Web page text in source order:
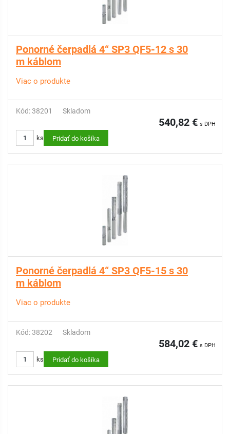
Ponorné čerpadlá 4“ SP3 QF5-12 s 30
m káblom
Viac o produkte
Kód: 38201 Skladom
540,82 € s DPH
ks Pridať do košíka
Ponorné čerpadlá 4“ SP3 QF5-15 s 30
m káblom
Viac o produkte
Kód: 38202 Skladom
584,02 € s DPH
ks Pridať do košíka